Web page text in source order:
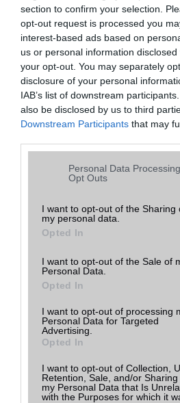
section to confirm your selection.
opt-out request is processed you
interest-based ads based on
us or personal information
your opt-out. You may separately
disclosure of your personal
IAB’s list of downstream
also be disclosed by us to third
Downstream Participants that may
services and may gather and store
grant or deny consent to Google
use your data for below specified
consent section.
Personal Data Processing
Opt Outs
I want to opt-out of the Sharing
my personal data.
Opted In
I want to opt-out of the Sale of
Personal Data.
Opted In
I want to opt-out of processing
Personal Data for Targeted
Advertising.
Opted In
I want to opt-out of Collection,
Retention, Sale, and/or Sharing
my Personal Data that Is
with the Purposes for which it
Az-igen.hu
BABELI GSM
BABELI GSM II.
BlueTel Bécsi út
BlueTel Gyál
Bluetel Vecsés Tesco
Connectel3
Connecttel Gsm
Connecttel Shopmark
Damjanich GSM
Eco Mobil Aréna Szervíz
Elite Phone Astoria
Extreme Gsm
Fix 2 Go Phone
Gábor GSM
Galéria GSM - Adásvétel - Szerviz